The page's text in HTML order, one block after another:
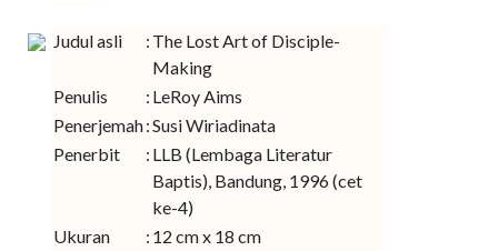
Judul asli : The Lost Art of Disciple-
Making
Penulis
: LeRoy Aims
Penerjemah:Susi Wiriadinata
Penerbit
: LLB (Lembaga Literatur
Baptis), Bandung, 1996 (cet
ke-4)
Ukuran
: 12 cm x 18 cm